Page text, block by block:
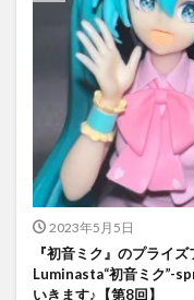
2023年5月5日
『初音ミク』のプライ
Luminasta“初音ミク”-
いきます♪【第8回】